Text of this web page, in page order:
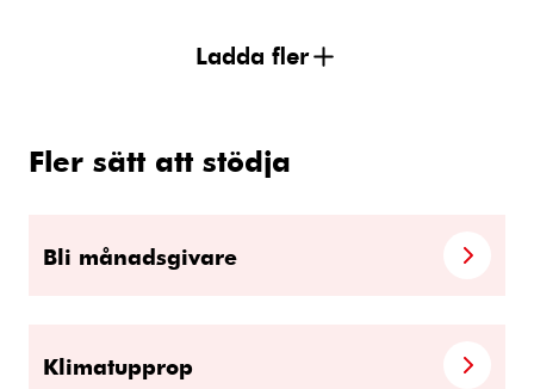
Ladda fler
Fler sätt att stödja
Bli månadsgivare
Klimatupprop